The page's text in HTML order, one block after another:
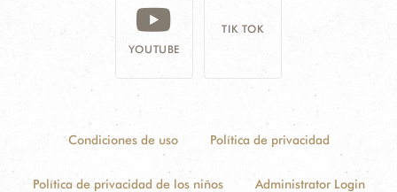
YOUTUBE
TIK TOK
Condiciones de uso Política de privacidad
Política de privacidad de los niños Administrator Login